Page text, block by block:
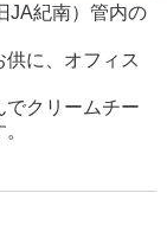
JA紀南）管内の
に、オフィス
でクリームチー